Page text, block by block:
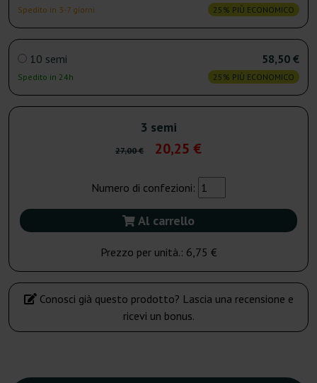
Spedito in 3-7 giorni 25% PIÙ ECONOMICO
10 semi
Spedito in 24h
58,50 €
25% PIÙ ECONOMICO
3 semi
27,00 € 20,25 €
Numero di confezioni:
Al carrello
Prezzo per unità.: 6,75 €
Conosci già questo prodotto? Lascia una recensione e
ricevi un bonus.